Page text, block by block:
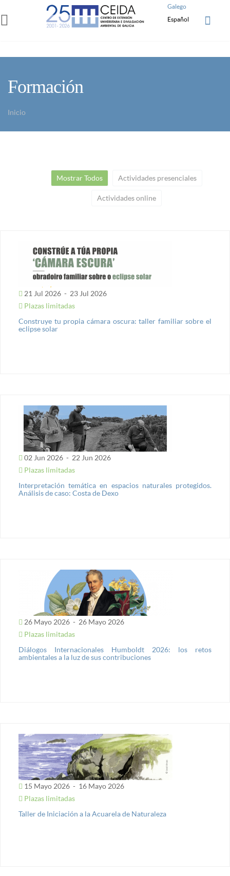
Pasar al contenido principal
Galego
Español
Formación
Inicio
Mostrar Todos Actividades presenciales
Actividades online
21 Jul 2026 - 23 Jul 2026
Plazas limitadas
Construye tu propia cámara oscura: taller familiar sobre el
eclipse solar
02 Jun 2026 - 22 Jun 2026
Plazas limitadas
Interpretación temática en espacios naturales protegidos.
Análisis de caso: Costa de Dexo
26 Mayo 2026 - 26 Mayo 2026
Plazas limitadas
Diálogos Internacionales Humboldt 2026: los retos
ambientales a la luz de sus contribuciones
15 Mayo 2026 - 16 Mayo 2026
Plazas limitadas
Taller de Iniciación a la Acuarela de Naturaleza